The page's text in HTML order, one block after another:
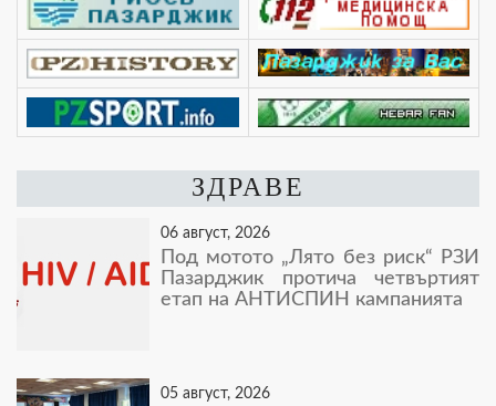
ЗДРАВЕ
06 август, 2026
Под мотото „Лято без риск“ РЗИ
Пазарджик протича четвъртият
етап на АНТИСПИН кампанията
05 август, 2026